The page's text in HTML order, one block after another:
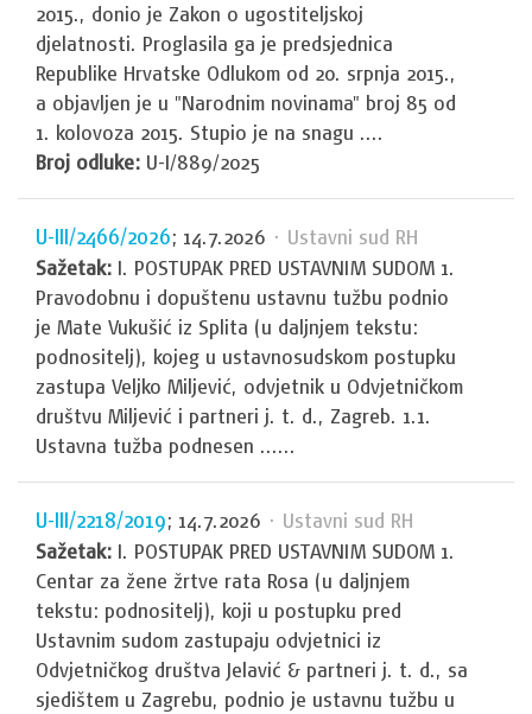
2015., donio je Zakon o ugostiteljskoj
djelatnosti. Proglasila ga je predsjednica
Republike Hrvatske Odlukom od 20. srpnja 2015.,
a objavljen je u "Narodnim novinama" broj 85 od
1. kolovoza 2015. Stupio je na snagu ....
Broj odluke: U-I/889/2025
U-III/2466/2026; 14.7.2026 · Ustavni sud RH
Sažetak: I. POSTUPAK PRED USTAVNIM SUDOM 1.
Pravodobnu i dopuštenu ustavnu tužbu podnio
je Mate Vukušić iz Splita (u daljnjem tekstu:
podnositelj), kojeg u ustavnosudskom postupku
zastupa Veljko Miljević, odvjetnik u Odvjetničkom
društvu Miljević i partneri j. t. d., Zagreb. 1.1.
Ustavna tužba podnesen ......
U-III/2218/2019; 14.7.2026 · Ustavni sud RH
Sažetak: I. POSTUPAK PRED USTAVNIM SUDOM 1.
Centar za žene žrtve rata Rosa (u daljnjem
tekstu: podnositelj), koji u postupku pred
Ustavnim sudom zastupaju odvjetnici iz
Odvjetničkog društva Jelavić & partneri j. t. d., sa
sjedištem u Zagrebu, podnio je ustavnu tužbu u